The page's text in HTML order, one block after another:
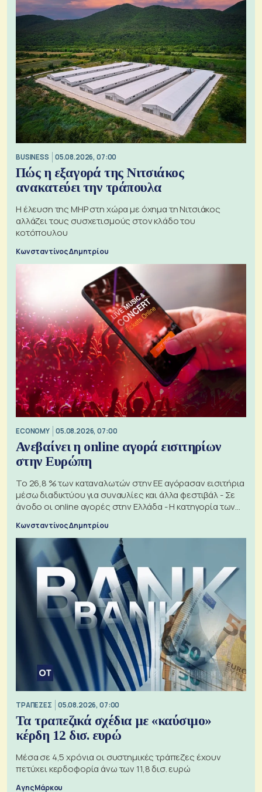
BUSINESS 05.08.2026, 07:00
Πώς η εξαγορά της Νιτσιάκος
ανακατεύει την τράπουλα
H έλευση της MHP στη χώρα με όχημα τη Νιτσιάκος
αλλάζει τους συσχετισμούς στον κλάδο του
κοτόπουλου
Κωνσταντίνος Δημητρίου
ECONOMY 05.08.2026, 07:00
Ανεβαίνει η online αγορά εισιτηρίων
στην Ευρώπη
Το 26,8 % των καταναλωτών στην ΕΕ αγόρασαν εισιτήρια
μέσω διαδικτύου για συναυλίες και άλλα φεστιβάλ - Σε
άνοδο οι online αγορές στην Ελλάδα - Η κατηγορία των
Κωνσταντίνος Δημητρίου
ΤΡΑΠΕΖΕΣ 05.08.2026, 07:00
Τα τραπεζικά σχέδια με «καύσιμο»
κέρδη 12 δισ. ευρώ
Μέσα σε 4,5 χρόνια οι συστημικές τράπεζες έχουν
πετύχει κερδοφορία άνω των 11,8 δισ. ευρώ
Αγης Μάρκου